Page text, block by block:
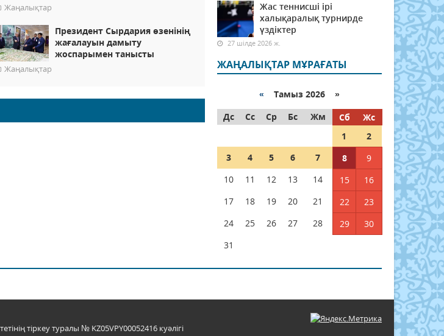
Жаңалықтар
Президент Сырдария өзенінің
жағалауын дамыту
жоспарымен танысты
Жаңалықтар
Жас теннисші ірі
халықаралық турнирде
үздіктер
27 шілде 2026 ж.
ЖАҢАЛЫҚТАР МҰРАҒАТЫ
« Тамыз 2026 »
Дс
Сс Ср Бс Жм Сб
Жс
1
2
3
4 5 6 7 8
9
10
11 12 13 14 15
16
17
18 19 20 21 22
23
24
25 26 27 28 29
30
31
тіркеу туралы № KZ05VPY00052416 куәлігі